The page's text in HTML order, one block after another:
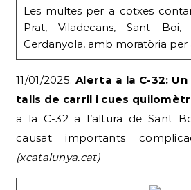
Les multes per a cotxes
Prat, Viladecans, Sant Boi,
Cerdanyola, amb moratòria per
11/01/2025.Alerta a la C-32:
talls de carril i cues
a la C-32 a l’altura de Sant
causat importants
(xcatalunya.cat)